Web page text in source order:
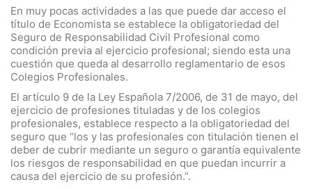
En muy pocas actividades a las que puede dar acceso el
título de Economista se establece la obligatoriedad del
Seguro de Responsabilidad Civil Profesional como
condición previa al ejercicio profesional; siendo esta una
cuestión que queda al desarrollo reglamentario de esos
Colegios Profesionales.
El artículo 9 de la Ley Española 7/2006, de 31 de mayo, del
ejercicio de profesiones tituladas y de los colegios
profesionales, establece respecto a la obligatoriedad del
seguro que “los y las profesionales con titulación tienen el
deber de cubrir mediante un seguro o garantía equivalente
los riesgos de responsabilidad en que puedan incurrir a
causa del ejercicio de su profesión.”.